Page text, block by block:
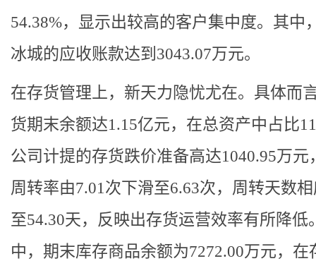
54.38%，显示出较高的客户集中度。其中
冰城的应收账款达到3043.07万元。
在存货管理上，新天力隐忧尤在。具体而
货期末余额达1.15亿元，在总资产中占比
公司计提的存货跌价准备高达1040.95万元
周转率由7.01次下滑至6.63次，周转天数
至54.30天，反映出存货运营效率有所降低
中，期末库存商品余额为7272.00万元，在